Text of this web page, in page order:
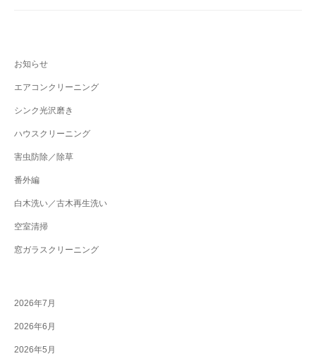
お知らせ
エアコンクリーニング
シンク光沢磨き
ハウスクリーニング
害虫防除／除草
番外編
白木洗い／古木再生洗い
空室清掃
窓ガラスクリーニング
2026年7月
2026年6月
2026年5月